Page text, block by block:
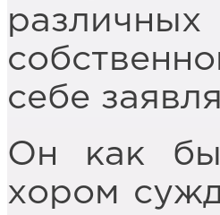
себе
Он как бы
хором